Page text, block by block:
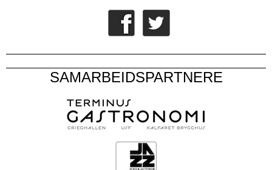
SAMARBEIDSPARTNERE